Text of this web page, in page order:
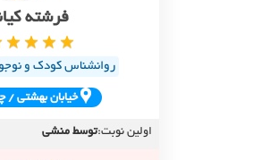
فرشته
روانشناس کودک و
خيابان بهشتي /
اولین نوبت:توسط منشی